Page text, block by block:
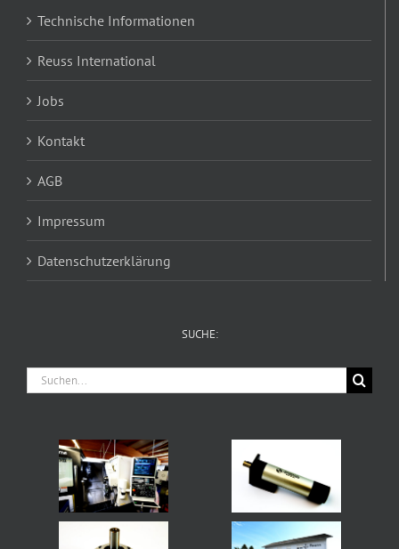
Technische Informationen
Reuss International
Jobs
Kontakt
AGB
Impressum
Datenschutzerklärung
SUCHE:
Suche
nach: